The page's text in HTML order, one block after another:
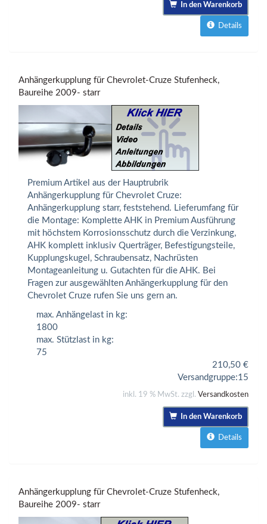
In den Warenkorb
Details
Anhängerkupplung für Chevrolet-Cruze Stufenheck,
Baureihe 2009- starr
Premium Artikel aus der Hauptrubrik
Anhängerkupplung für Chevrolet Cruze:
Anhängerkupplung starr, feststehend. Lieferumfang für
die Montage: Komplette AHK in Premium Ausführung
mit höchstem Korrosionsschutz durch die Verzinkung,
AHK komplett inklusiv Querträger, Befestigungsteile,
Kupplungskugel, Schraubensatz, Nachrüsten
Montageanleitung u. Gutachten für die AHK. Bei
Fragen zur ausgewählten Anhängerkupplung für den
Chevrolet Cruze rufen Sie uns gern an.
max. Anhängelast in kg:
1800
max. Stützlast in kg:
75
210,50 €
Versandgruppe:15
inkl. 19 % MwSt. zzgl. Versandkosten
In den Warenkorb
Details
Anhängerkupplung für Chevrolet-Cruze Stufenheck,
Baureihe 2009- starr